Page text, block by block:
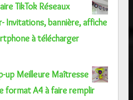
TikTok Réseaux
Invitations, bannière, affiche
à télécharger
up Meilleure Maîtresse
format A4 à faire remplir